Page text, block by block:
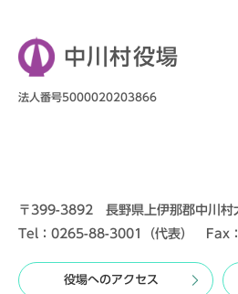
中川村役場
法人番号5000020203866
〒399-3892 長野県上伊那郡中川村
Tel：0265-88-3001（代表） Fax
役場へのアクセス